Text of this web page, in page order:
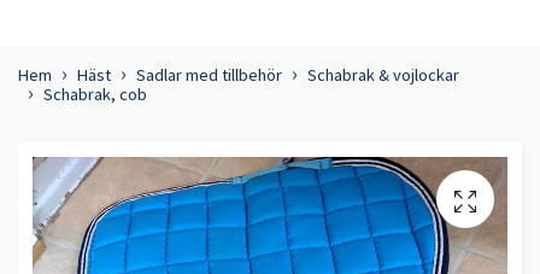
Hem Häst Sadlar med tillbehör
Schabrak & vojlockar
Schabrak, cob